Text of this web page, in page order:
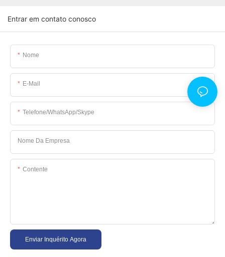
Entrar em contato conosco
Nome
E-Mail
Telefone/WhatsApp/Skype
Nome Da Empresa
Contente
Enviar Inquérito Agora